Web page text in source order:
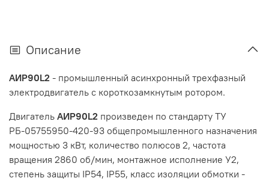
Описание
АИР90L2 - промышленный асинхронный трехфазный
электродвигатель с короткозамкнутым ротором.
Двигатель АИР90L2 произведен по стандарту ТУ
РБ-05755950-420-93 общепромышленного назначения
мощностью 3 кВт, количество полюсов 2, частота
вращения 2860 об/мин, монтажное исполнение У2,
степень защиты IP54, IP55, класс изоляции обмотки -